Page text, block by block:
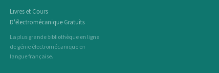
Livres et Cours
D'électromécanique Gratuits
La plus grande bibliothèque en ligne
de génie électromécanique en
langue française.